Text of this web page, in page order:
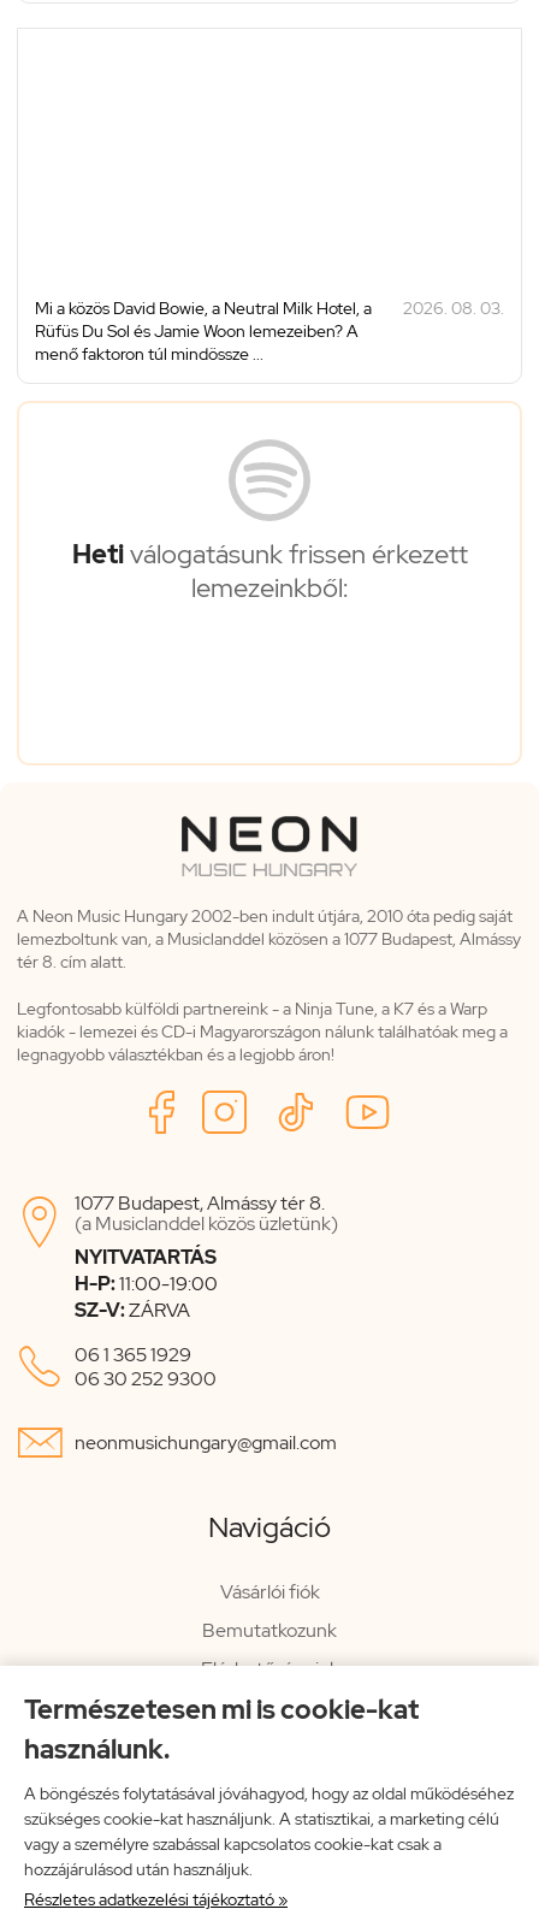
Természetesen mi is cookie-kat
használunk.
A böngészés folytatásával jóváhagyod, hogy az oldal működéséhez
szükséges cookie-kat használjunk. A statisztikai, a marketing célú
vagy a személyre szabással kapcsolatos cookie-kat csak a
hozzájárulásod után használjuk.
Részletes adatkezelési tájékoztató »
Mi a közös David Bowie, a Neutral Milk Hotel, a
Rüfüs Du Sol és Jamie Woon lemezeiben? A
menő faktoron túl mindössze ...
2026. 08. 03.
Hetiválogatásunk frissen érkezett
lemezeinkből:
A Neon Music Hungary 2002-ben indult útjára, 2010 óta pedig saját
lemezboltunk van, a Musiclanddel közösen a 1077 Budapest, Almássy
tér 8. cím alatt.
Legfontosabb külföldi partnereink - a Ninja Tune, a K7 és a Warp
kiadók - lemezei és CD-i Magyarországon nálunk találhatóak meg a
legnagyobb választékban és a legjobb áron!

1077 Budapest, Almássy tér 8.
(a Musiclanddel közös üzletünk)
NYITVATARTÁS
H-P:11:00-19:00
SZ-V:ZÁRVA
 06 1 365 1929
06 30 252 9300
 neonmusichungary@gmail.com
Navigáció
Vásárlói fiók
Bemutatkozunk
Elérhetőségeink
Hírlevél
Impresszum
Vissza a főoldalra